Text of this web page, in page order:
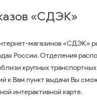
«СДЭК»
магазинов «СДЭК»
России. Отделения
крупных транспортных
к Вам пункт выдачи Вы
интерактивной карте.